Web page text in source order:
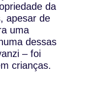
da
apesar de
uma
dessas
– foi
crianças.